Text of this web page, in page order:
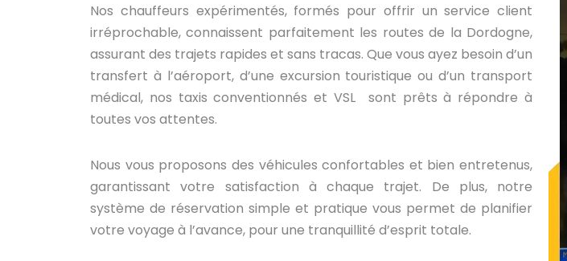
Nos chauffeurs expérimentés, formés pour offrir un service client
irréprochable, connaissent parfaitement les routes de la Dordogne,
assurant des trajets rapides et sans tracas. Que vous ayez besoin d’un
transfert à l’aéroport, d’une excursion touristique ou d’un transport
médical, nos taxis conventionnés et VSL sont prêts à répondre à
toutes vos attentes.
Nous vous proposons des véhicules confortables et bien entretenus,
garantissant votre satisfaction à chaque trajet. De plus, notre
système de réservation simple et pratique vous permet de planifier
votre voyage à l’avance, pour une tranquillité d’esprit totale.